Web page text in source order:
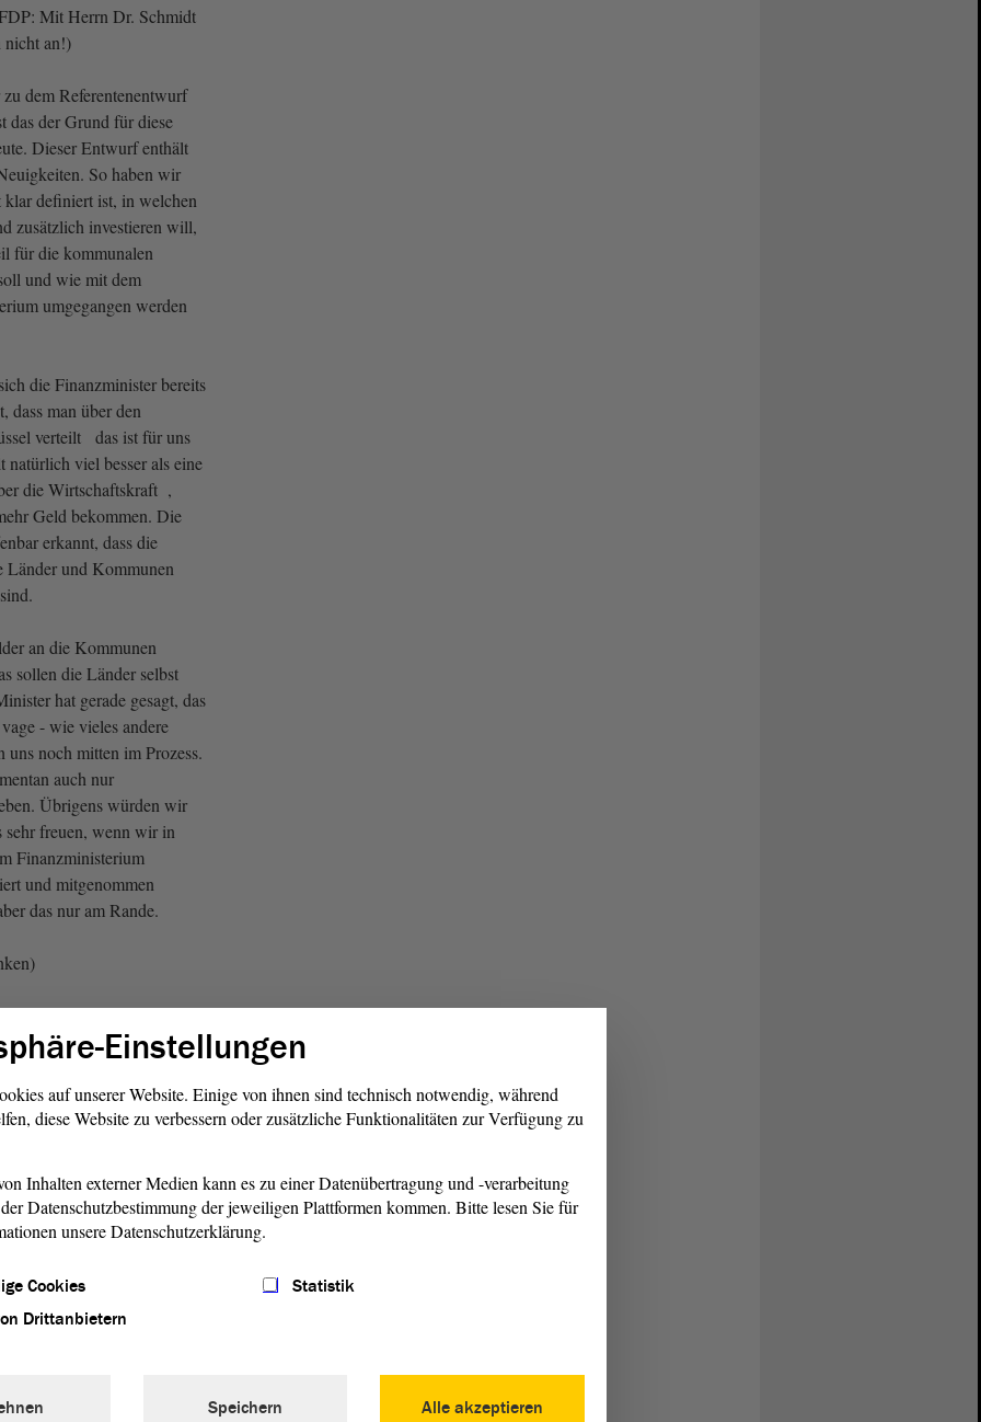
Mit Herrn Dr. Schmidt
nicht an!)
dem Referentenentwurf
das der Grund für diese
Dieser Entwurf enthält
So haben wir
klar definiert ist, in welchen
zusätzlich investieren will,
für die kommunalen
und wie mit dem
umgegangen werden
die Finanzminister bereits
dass man über den
verteilt das ist für uns
natürlich viel besser als eine
die Wirtschaftskraft ,
Geld bekommen. Die
erkannt, dass die
Länder und Kommunen
an die Kommunen
sollen die Länder selbst
hat gerade gesagt, das
- wie vieles andere
noch mitten im Prozess.
auch nur
Übrigens würden wir
sehr freuen, wenn wir in
Finanzministerium
und mitgenommen
das nur am Rande.
und Kollegen von
dass wir heute über den
sprechen, das Ihrer
uns alsOppositionin
aber nicht gerade in die
kommt,
Ist doch gut, dass wir
erwarten wir mehr
von Stefan Gebhardt, Die
man bedenkt, dass wir
führt das? - Das führt
am Rande des Plenums
Einstellungen
auf unserer Website. Einige von ihnen sind technisch notwendig, während
diese Website zu verbessern oder zusätzliche Funktionalitäten zur Verfügung zu
Inhalten externer Medien kann es zu einer Datenübertragung und -verarbeitung
Datenschutzbestimmung der jeweiligen Plattformen kommen. Bitte lesen Sie für
unsere Datenschutzerklärung.
Cookies
Statistik
Drittanbietern
Alle akzeptieren
Speichern